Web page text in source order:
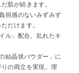
肌が続きます。
担感のないみずみず
だけます。
ル」配合。乱れたキ
結晶状パウダー」に
の両立を実現。理